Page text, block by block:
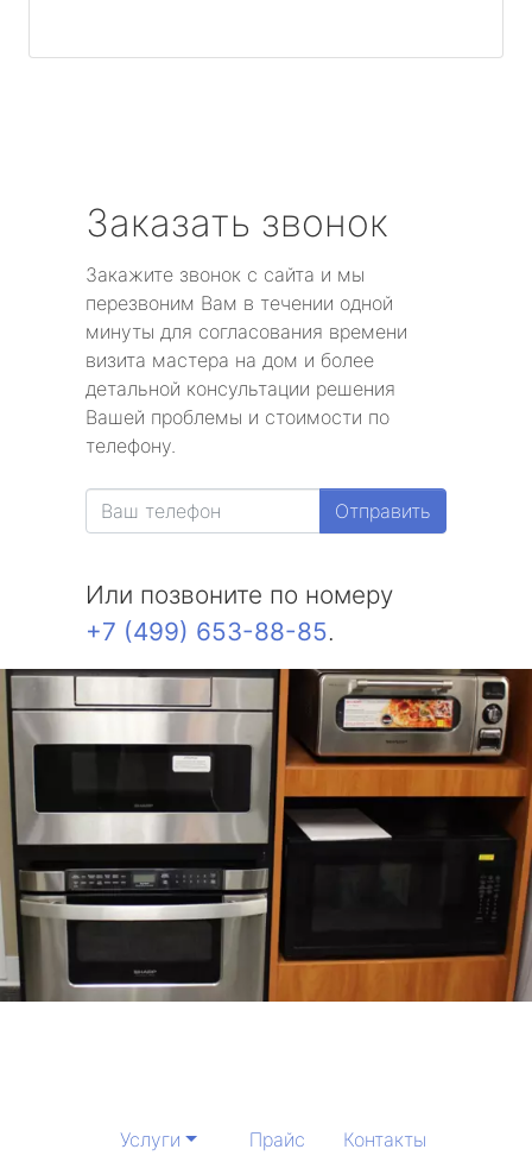
Заказать звонок
Закажите звонок с сайта и мы
перезвоним Вам в течении одной
минуты для согласования времени
визита мастера на дом и более
детальной консультации решения
Вашей проблемы и стоимости по
телефону.
Отправить
Или позвоните по номеру
+7 (499) 653-88-85.
Услуги Прайс Контакты